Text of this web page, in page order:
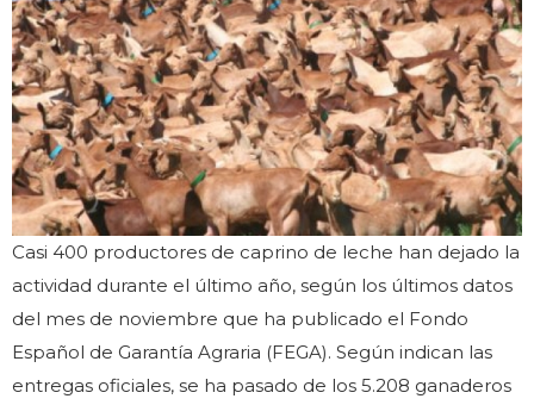
Casi 400 productores de caprino de leche han dejado la
actividad durante el último año, según los últimos datos
del mes de noviembre que ha publicado el Fondo
Español de Garantía Agraria (FEGA). Según indican las
entregas oficiales, se ha pasado de los 5.208 ganaderos